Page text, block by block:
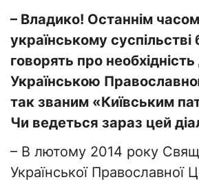
– Владико! Останнім
українському суспільстві
говорять про
Українською
так званим «Київським
Чи ведеться зараз цей
– В лютому 2014 року
Української Православної